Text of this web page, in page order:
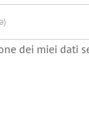
dei miei dati